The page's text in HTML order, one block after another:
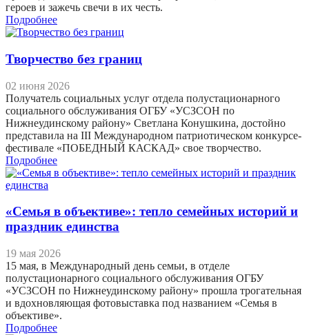
героев и зажечь свечи в их честь.
Подробнее
Творчество без границ
02 июня 2026
Получатель социальных услуг отдела полустационарного
социального обслуживания ОГБУ «УСЗСОН по
Нижнеудинскому району» Светлана Конушкина, достойно
представила на III Международном патриотическом конкурсе-
фестивале «ПОБЕДНЫЙ КАСКАД» свое творчество.
Подробнее
«Семья в объективе»: тепло семейных историй и
праздник единства
19 мая 2026
15 мая, в Международный день семьи, в отделе
полустационарного социального обслуживания ОГБУ
«УСЗСОН по Нижнеудинскому району» прошла трогательная
и вдохновляющая фотовыставка под названием «Семья в
объективе».
Подробнее